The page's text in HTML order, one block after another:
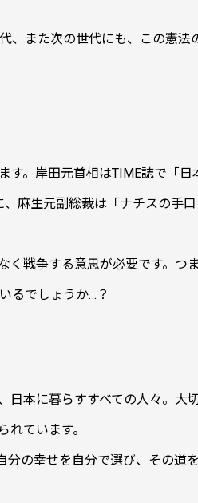
、また次の世代にも、この憲法
。岸田元首相はTIME誌で「
麻生元副総裁は「ナチスの手
戦争する意思が必要です。つ
るでしょうか…？
本に暮らすすべての人々。大
ています。
分の幸せを自分で選び、その道